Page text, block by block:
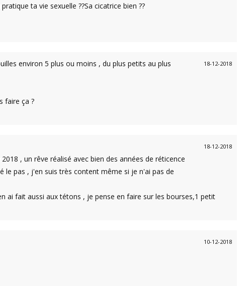
ta vie sexuelle ??Sa cicatrice bien ??
18-12-2018
environ 5 plus ou moins , du plus petits au plus
faire ça ?
18-12-2018
, un rêve réalisé avec bien des années de réticence
le pas , j'en suis très content même si je n'ai pas de
ai fait aussi aux tétons , je pense en faire sur les bourses,1 petit
10-12-2018